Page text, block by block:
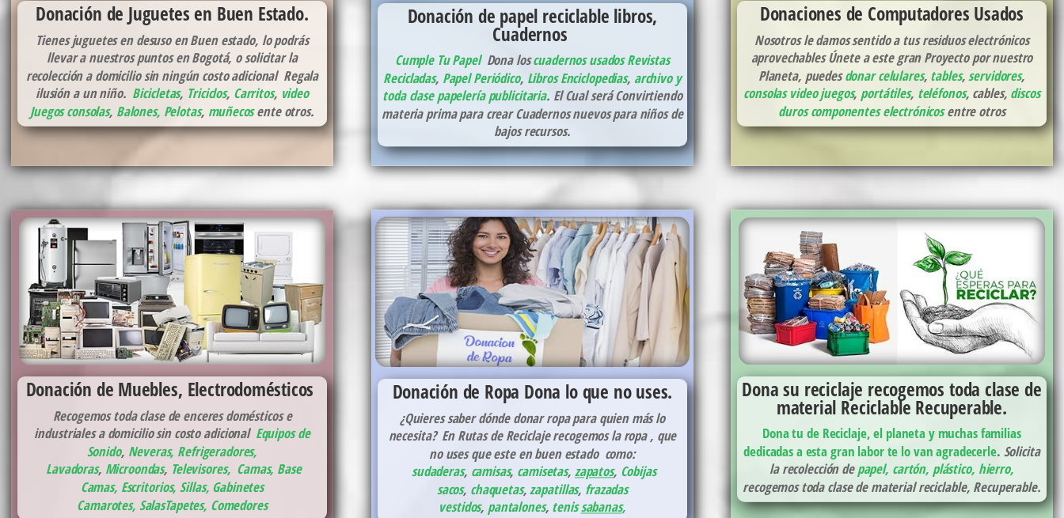
Donación de Juguetes en Buen Estado.
Tienes juguetes en desuso en Buen estado, lo podrás
llevar a nuestros puntos en Bogotá, o solicitar la
recolección a domicilio sin ningún costo adicional Regala
ilusión a un niño. Bicicletas, Triciclos, Carritos, video
Juegos consolas, Balones, Pelotas, muñecosente otros.
Donación de papel reciclable libros,
Cuadernos
Cumple Tu Papel Dona loscuadernos usados Revistas
Recicladas, Papel Periódico, Libros Enciclopedias, archivo y
toda clase papelería publicitaria. El Cual será Convirtiendo
materia prima para crear Cuadernos nuevos para niños de
bajos recursos.
Donaciones de Computadores Usados
Nosotros le damos sentido a tus residuos electrónicos
aprovechables Únete a este gran Proyecto por nuestro
Planeta, puedesdonar celulares, tables, servidores,
consolas video juegos, portátiles, teléfonos, cables, discos
duros componentes electrónicosentre otros
Donación de Muebles, Electrodomésticos
Recogemos toda clase de enceres domésticos e
industriales a domicilio sin costo adicional Equipos de
Sonido, Neveras, Refrigeradores,
Lavadoras, Microondas, Televisores, Camas, Base
Camas, Escritorios, Sillas, Gabinetes
Camarotes, SalasTapetes, Comedores
Donación de Ropa Dona lo que no uses.
¿Quieres saber dónde donar ropa para quien más lo
necesita? En Rutas de Reciclaje recogemos la ropa , que
no uses que este en buen estado como:
sudaderas, camisas, camisetas, zapatos, Cobijas
sacos, chaquetas,zapatillas, frazadas
vestidos, pantalones, tenissabanas,
Dona su reciclaje recogemos toda clase de
material Reciclable Recuperable.
Dona tu de Reciclaje, el planeta y muchas familias
dedicadas a esta gran labor te lo van agradecerle. Solicita
la recolección depapel, cartón, plástico, hierro,
recogemos toda clase de material reciclable, Recuperable.